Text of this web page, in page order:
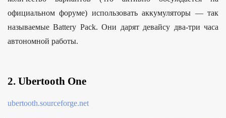
официальном форуме) использовать аккумуляторы — так
называемые Battery Pack. Они дарят девайсу два-три часа
автономной работы.
2. Ubertooth One
ubertooth.sourceforge.net